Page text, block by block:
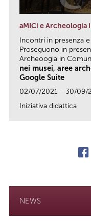
aMICi e Archeologia
Incontri in presenza
Proseguono in
Archeoogia in
nei musei, aree
Google Suite
02/07/2021 - 30/09/
Iniziativa didattica
NEWS